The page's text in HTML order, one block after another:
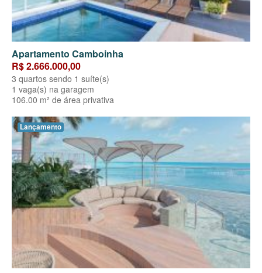
Apartamento Camboinha
R$ 2.666.000,00
3 quartos sendo 1 suíte(s)
1 vaga(s) na garagem
106.00 m² de área privativa
Lançamento